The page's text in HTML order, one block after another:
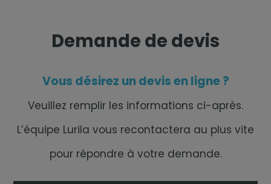
Demande de devis
Vous désirez un devis en ligne ?
Veuillez remplir les informations ci-après.
L’équipe Lurila vous recontactera au plus vite
pour répondre à votre demande.